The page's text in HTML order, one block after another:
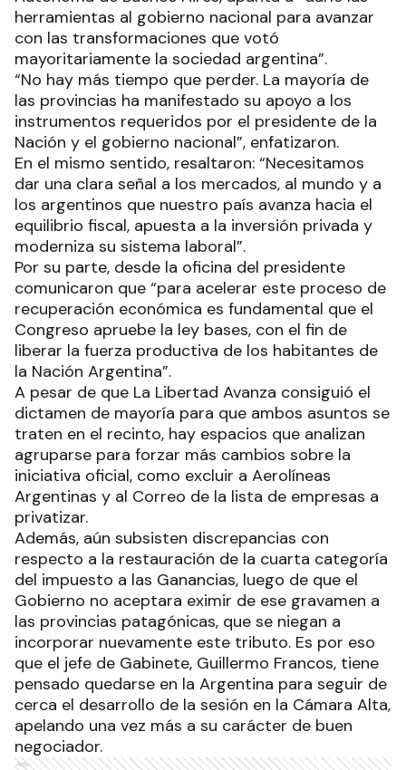
herramientas al gobierno nacional para avanzar
con las transformaciones que votó
mayoritariamente la sociedad argentina”.
“No hay más tiempo que perder. La mayoría de
las provincias ha manifestado su apoyo a los
instrumentos requeridos por el presidente de la
Nación y el gobierno nacional”, enfatizaron.
En el mismo sentido, resaltaron: “Necesitamos
dar una clara señal a los mercados, al mundo y a
los argentinos que nuestro país avanza hacia el
equilibrio fiscal, apuesta a la inversión privada y
moderniza su sistema laboral”.
Por su parte, desde la oficina del presidente
comunicaron que “para acelerar este proceso de
recuperación económica es fundamental que el
Congreso apruebe la ley bases, con el fin de
liberar la fuerza productiva de los habitantes de
la Nación Argentina”.
A pesar de que La Libertad Avanza consiguió el
dictamen de mayoría para que ambos asuntos se
traten en el recinto, hay espacios que analizan
agruparse para forzar más cambios sobre la
iniciativa oficial, como excluir a Aerolíneas
Argentinas y al Correo de la lista de empresas a
privatizar.
Además, aún subsisten discrepancias con
respecto a la restauración de la cuarta categoría
del impuesto a las Ganancias, luego de que el
Gobierno no aceptara eximir de ese gravamen a
las provincias patagónicas, que se niegan a
incorporar nuevamente este tributo. Es por eso
que el jefe de Gabinete, Guillermo Francos, tiene
pensado quedarse en la Argentina para seguir de
cerca el desarrollo de la sesión en la Cámara Alta,
apelando una vez más a su carácter de buen
negociador.
Ads